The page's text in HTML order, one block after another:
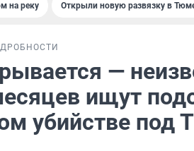
на реку Открыли новую развязку в
—
ищут
убийстве под